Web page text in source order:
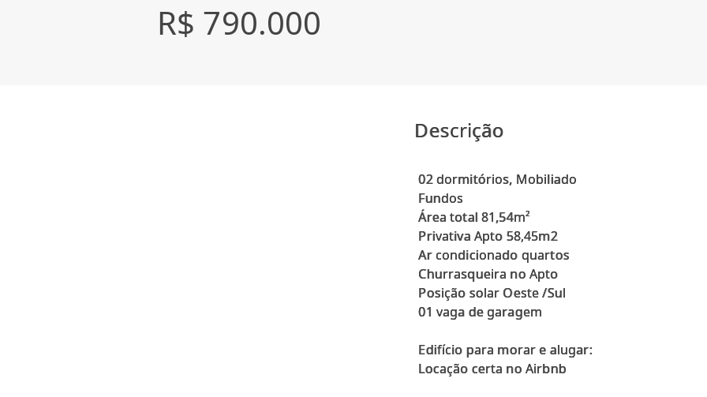
R$ 790.000
Descrição
02 dormitórios, Mobiliado
Fundos
Área total 81,54m²
Privativa Apto 58,45m2
Ar condicionado quartos
Churrasqueira no Apto
Posição solar Oeste /Sul
01 vaga de garagem
Edifício para morar e alugar:
Locação certa no Airbnb